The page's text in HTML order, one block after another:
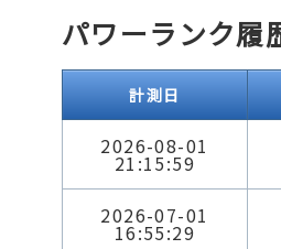
パワーランク履
計測日
2026-08-01
21:15:59
2026-07-01
16:55:29